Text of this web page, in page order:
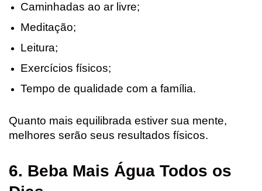
Caminhadas ao ar livre;
Meditação;
Leitura;
Exercícios físicos;
Tempo de qualidade com a família.
Quanto mais equilibrada estiver sua mente,
melhores serão seus resultados físicos.
6. Beba Mais Água Todos os